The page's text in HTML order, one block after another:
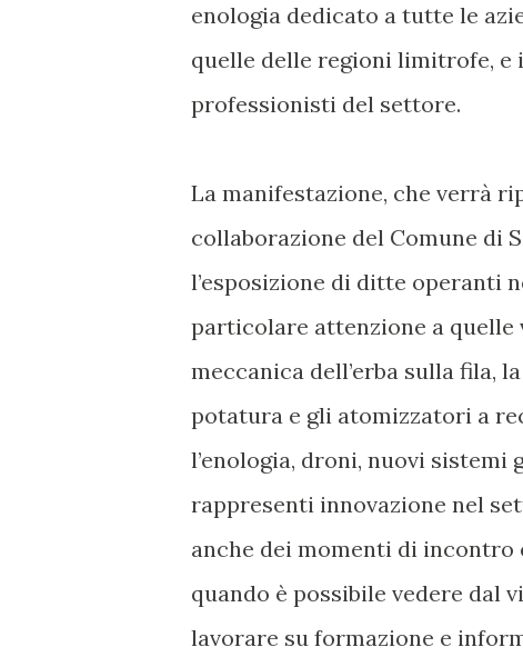
enologia dedicato a tutte le
quelle delle regioni limitrofe, e
professionisti del settore.
La manifestazione, che verrà
collaborazione del Comune di
l’esposizione di ditte operanti
particolare attenzione a
meccanica dell’erba sulla fila,
potatura e gli atomizzatori a
l’enologia, droni, nuovi
rappresenti innovazione nel
anche dei momenti di
quando è possibile vedere dal
lavorare su formazione e